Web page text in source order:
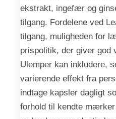
ekstrakt, ingefær og
tilgang. Fordelene ved
tilgang, muligheden for
prispolitik, der giver god
Ulemper kan inkludere,
varierende effekt fra
indtage kapsler dagligt
forhold til kendte